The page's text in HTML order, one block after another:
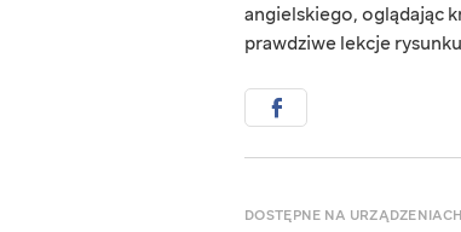
angielskiego, oglądając
prawdziwe lekcje
DOSTĘPNE NA URZĄDZENIACH